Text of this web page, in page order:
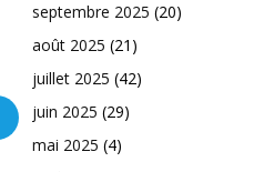
septembre 2025 (20)
août 2025 (21)
juillet 2025 (42)
juin 2025 (29)
mai 2025 (4)